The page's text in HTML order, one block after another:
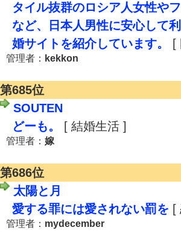
タイル抜群のロシア人女性や
など、日本人男性に安心して
婚サイトを紹介しています。
[
管理者： kekkon
第685位
SOUTEN
どーも。
[ 結婚生活 ]
管理者： 嫁
第686位
太陽と月
愛する罪には愛されない罰を [
管理者： mydecember